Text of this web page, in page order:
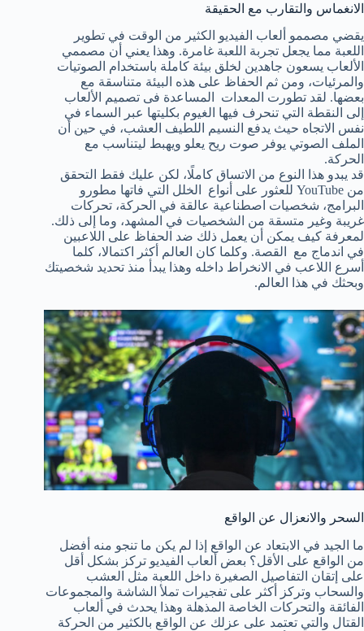
الانغماس والتقارب مع الحقيقة
يقضي مصممو ألعاب الفيديو الكثير من الوقت في تطوير
اللعبة مما يجعل تجربة اللعبة غامرة. وهذا يعني أن مصممي
الألعاب يسعون جاهدين لخلق بيئة كاملة باستخدام الصوتيات
والمرئيات، ومن ثم الحفاظ على هذه البيئة متناسقة مع
بعضها. لقد تطورت المعدات المساعدة فى تصميم الألعاب
إلى النقطة التي تنحرف فيها الغيوم بكليتها عبر السماء في
نفس الاتجاه حيث يدفع النسيم اللطيف العشب، في حين أن
الملف الصوتي يوفر صوت ريح يعلو ويهبط ليتناسب مع
الحركة.
قد يبدو هذا النوع من الاتساق كاملًا، لكن عليك فقط التحقق
من YouTube للعثور على أنواع الخلل التي فاتها مطورو
البرامج، شخصيات اصطناعية عالقة في الحركة، تحركات
غريبة وغير متسقة من الشخصيات في المشهد، وما إلى ذلك.
لمعرفة كيف يمكن أن يعمل ذلك ضد الحفاظ على اللاعبين
في اندماج مع القصة. وكلما كان العالم أكثر اكتمالا، كلما
أسرع اللاعب في الانخراط داخله وهذا يبدأ منذ تحديد شخصيتك
وبحثك في هذا العالم.
السحر والانعزال عن الواقع
ما الجيد في الابتعاد عن الواقع إذا لم يكن ما تنجو منه أفضل
من الواقع على الأقل؟ بعض ألعاب الفيديو تركز بشكل أقل
على إتقان التفاصيل الصغيرة داخل اللعبة مثل العشب
والسحاب وتركز أكثر على تفجيرات تملأ الشاشة والمجموعات
الفائقة والتحركات الخاصة المذهلة وهذا يحدث في ألعاب
القتال والتي تعتمد على عزلك عن الواقع بالكثير من الحركة